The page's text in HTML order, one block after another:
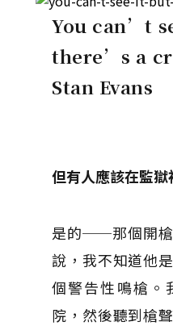
You can’t
there’s a
Stan Evans
但有人應該在監
是的──那個開槍
說，我不知道他
個警告性鳴槍。
院，然後聽到槍